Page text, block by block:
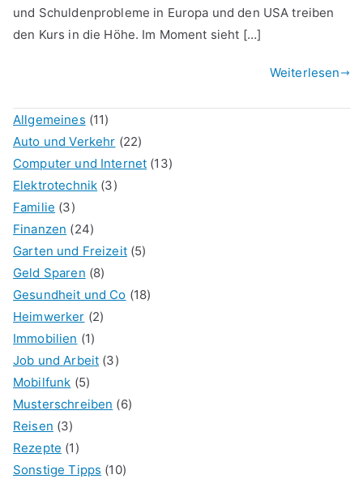
und Schuldenprobleme in Europa und den USA treiben
den Kurs in die Höhe. Im Moment sieht […]
Weiterlesen
Allgemeines (11)
Auto und Verkehr (22)
Computer und Internet (13)
Elektrotechnik (3)
Familie (3)
Finanzen (24)
Garten und Freizeit(5)
Geld Sparen (8)
Gesundheit und Co (18)
Heimwerker (2)
Immobilien (1)
Job und Arbeit (3)
Mobilfunk (5)
Musterschreiben (6)
Reisen (3)
Rezepte (1)
Sonstige Tipps (10)